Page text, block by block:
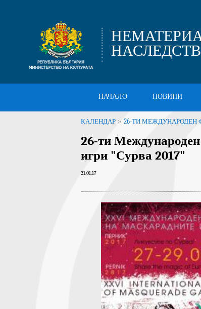
НАЧАЛО НОВИНИ
КАЛЕНДАР » 26-ТИ МЕЖДУНАРОДЕН
26-ти
игри "Сурва 2017"
21.01.17